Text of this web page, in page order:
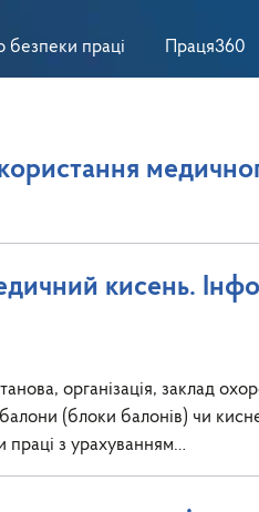
безпеки праці Праця360
кисень.
організація, заклад
(блоки балонів) чи
праці з урахуванням…